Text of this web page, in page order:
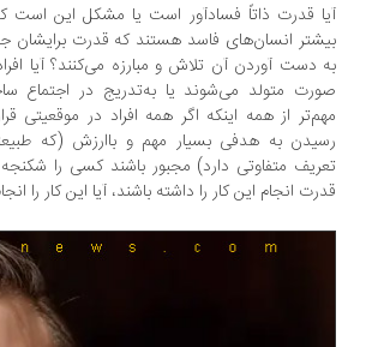
قدرت ذاتاً فسادآور است یا مشکل این است که فقط
انسان‌های فاسد هستند که قدرت برایشان جذاب
دست آوردن آن تلاش و مبارزه می‌کنند؟ آیا افراد
متولد می‌شوند یا به‌تدریج در اجتماع ساخته
از همه اینکه اگر همه افراد در موقعیتی قرار
به هدفی بسیار مهم و باارزش (که طبیعتاً
متفاوتی دارد) مجبور باشند کسی را شکنجه کنند
انجام این کار را داشته باشند، آیا این کار را انجام